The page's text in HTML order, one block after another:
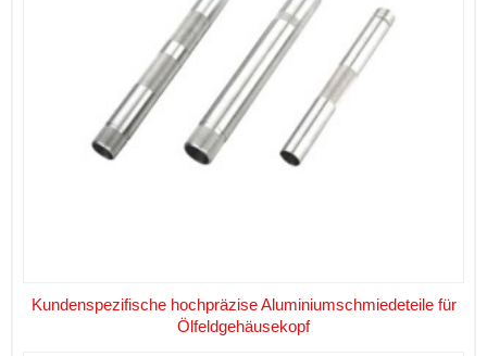
Kundenspezifische hochpräzise Aluminiumschmiedeteile für
Ölfeldgehäusekopf